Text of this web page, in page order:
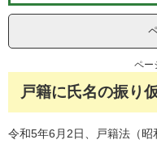
文
ペー
戸籍に氏名の振り
令和5年6月2日、戸籍法（